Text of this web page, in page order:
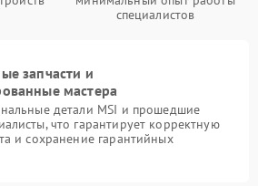
специалистов
запчасти и
мастера
детали MSI и прошедшие
что гарантирует корректную
и сохранение гарантийных